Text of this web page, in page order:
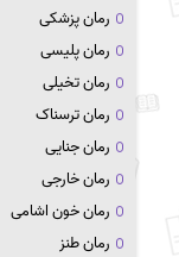
رمان پزشکی
رمان پلیسی
رمان تخیلی
رمان ترسناک
رمان جنایی
رمان خارجی
رمان خون اشامی
رمان طنز